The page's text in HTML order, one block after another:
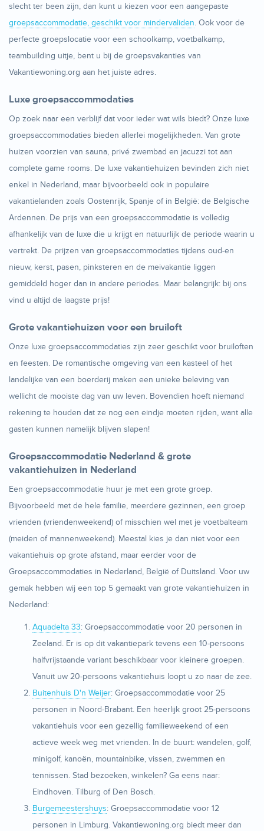
slecht ter been zijn, dan kunt u kiezen voor een aangepaste
groepsaccommodatie, geschikt voor mindervaliden. Ook voor de
perfecte groepslocatie voor een schoolkamp, voetbalkamp,
teambuilding uitje, bent u bij de groepsvakanties van
Vakantiewoning.org aan het juiste adres.
Luxe groepsaccommodaties
Op zoek naar een verblijf dat voor ieder wat wils biedt? Onze luxe
groepsaccommodaties bieden allerlei mogelijkheden. Van grote
huizen voorzien van sauna, privé zwembad en jacuzzi tot aan
complete game rooms. De luxe vakantiehuizen bevinden zich niet
enkel in Nederland, maar bijvoorbeeld ook in populaire
vakantielanden zoals Oostenrijk, Spanje of in België: de Belgische
Ardennen. De prijs van een groepsaccommodatie is volledig
afhankelijk van de luxe die u krijgt en natuurlijk de periode waarin u
vertrekt. De prijzen van groepsaccommodaties tijdens oud-en
nieuw, kerst, pasen, pinksteren en de meivakantie liggen
gemiddeld hoger dan in andere periodes. Maar belangrijk: bij ons
vind u altijd de laagste prijs!
Grote vakantiehuizen voor een bruiloft
Onze luxe groepsaccommodaties zijn zeer geschikt voor bruiloften
en feesten. De romantische omgeving van een kasteel of het
landelijke van een boerderij maken een unieke beleving van
wellicht de mooiste dag van uw leven. Bovendien hoeft niemand
rekening te houden dat ze nog een eindje moeten rijden, want alle
gasten kunnen namelijk blijven slapen!
Groepsaccommodatie Nederland & grote
vakantiehuizen in Nederland
Een groepsaccommodatie huur je met een grote groep.
Bijvoorbeeld met de hele familie, meerdere gezinnen, een groep
vrienden (vriendenweekend) of misschien wel met je voetbalteam
(meiden of mannenweekend). Meestal kies je dan niet voor een
vakantiehuis op grote afstand, maar eerder voor de
Groepsaccommodaties in Nederland, België of Duitsland. Voor uw
gemak hebben wij een top 5 gemaakt van grote vakantiehuizen in
Nederland:
Aquadelta 33: Groepsaccommodatie voor 20 personen in
Zeeland. Er is op dit vakantiepark tevens een 10-persoons
halfvrijstaande variant beschikbaar voor kleinere groepen.
Vanuit uw 20-persoons vakantiehuis loopt u zo naar de zee.
Buitenhuis D'n Weijer: Groepsaccommodatie voor 25
personen in Noord-Brabant. Een heerlijk groot 25-persoons
vakantiehuis voor een gezellig familieweekend of een
actieve week weg met vrienden. In de buurt: wandelen, golf,
minigolf, kanoën, mountainbike, vissen, zwemmen en
tennissen. Stad bezoeken, winkelen? Ga eens naar:
Eindhoven. Tilburg of Den Bosch.
Burgemeestershuys: Groepsaccommodatie voor 12
personen in Limburg. Vakantiewoning.org biedt meer dan